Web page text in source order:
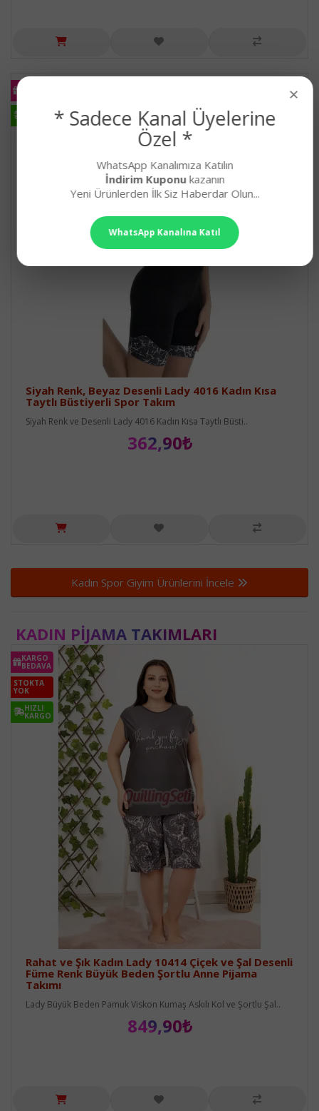
Siyah Renk, Beyaz Desenli Lady 4016 Kadın Kısa
Taytlı Büstiyerli Spor Takım
Siyah Renk ve Desenli Lady 4016 Kadın Kısa Taytlı Büsti..
362,90₺
Kadın Spor Giyim Ürünlerini İncele
KADIN PIJAMA TAKIMLARI
KARGO
BEDAVA
STOKTA
YOK
HIZLI
KARGO
Rahat ve Şık Kadın Lady 10414 Çiçek ve Şal Desenli
Füme Renk Büyük Beden Şortlu Anne Pijama
Takımı
Lady Büyük Beden Pamuk Viskon Kumaş Askılı Kol ve Şortlu Şal..
849,90₺
×
* Sadece Kanal Üyelerine
Özel *
WhatsApp Kanalımıza Katılın
İndirim Kuponukazanın
Yeni Ürünlerden İlk Siz Haberdar Olun...
WhatsApp Kanalına Katıl